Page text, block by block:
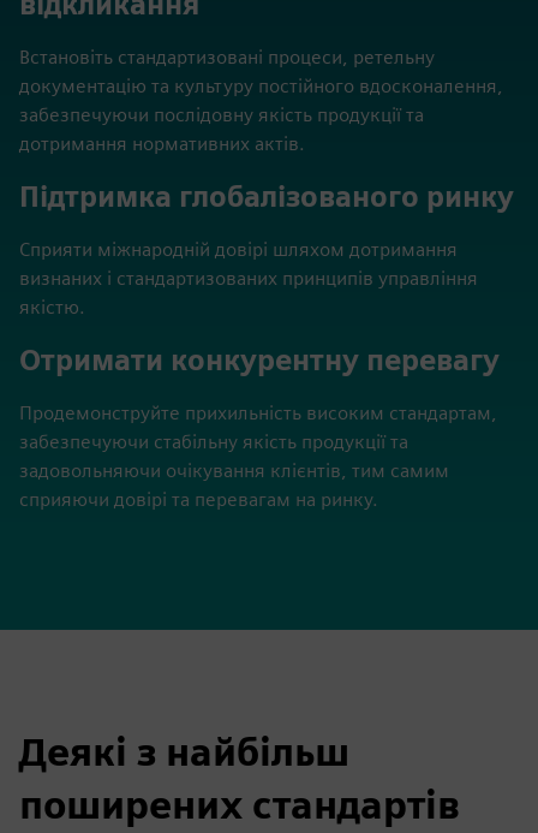
Встановіть стандартизовані процеси, ретельну
документацію та культуру постійного вдосконалення,
забезпечуючи послідовну якість продукції та
дотримання нормативних актів.
Підтримка глобалізованого ринку
Сприяти міжнародній довірі шляхом дотримання
визнаних і стандартизованих принципів управління
якістю.
Отримати конкурентну перевагу
Продемонструйте прихильність високим стандартам,
забезпечуючи стабільну якість продукції та
задовольняючи очікування клієнтів, тим самим
сприяючи довірі та перевагам на ринку.
Деякі з найбільш
поширених стандартів